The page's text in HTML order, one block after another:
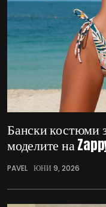
Бански костюми
моделите на
PAVEL ЮНИ 9, 2026